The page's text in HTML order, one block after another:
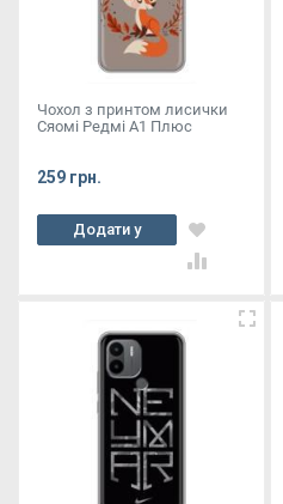
Чохол з принтом лисички
Сяомі Редмі А1 Плюс
259 грн.
Додати у
кошик